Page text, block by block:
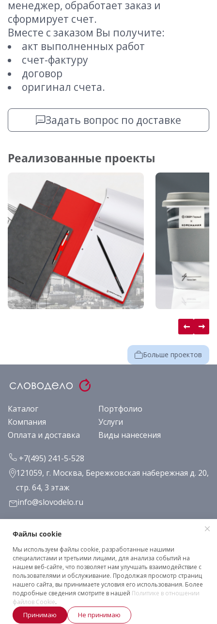
менеджер, обработает заказ и
сформирует счет.
Вместе с заказом Вы получите:
акт выполненных работ
счет-фактуру
договор
оригинал счета.
Задать вопрос по доставке
Реализованные проекты
Больше проектов
Каталог
Портфолио
Компания
Услуги
Оплата и доставка
Виды нанесения
+7(495) 241-5-528
121059, г. Москва, Бережковская набережная д. 20,
стр. 64, 3 этаж
info@slovodelo.ru
Заказать звонок
Подписаться на рассылку
Клиентское соглашение
Политика конфиденциальности
2026 © «Словодело». Все права защищены
Файлы cookie
Мы используем файлы cookie, разработанные нашими
специалистами и третьими лицами, для анализа событий на
нашем веб-сайте, что позволяет нам улучшать взаимодействие с
пользователями и обслуживание. Продолжая просмотр страниц
нашего сайта, вы принимаете условия его использования. Более
подробные сведения смотрите в нашей Политике в отношении
файлов Cookie.
Принимаю Не принимаю